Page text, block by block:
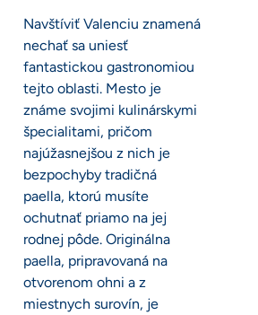
Navštíviť Valenciu znamená
nechať sa uniesť
fantastickou gastronomiou
tejto oblasti. Mesto je
známe svojimi kulinárskymi
špecialitami, pričom
najúžasnejšou z nich je
bezpochyby tradičná
paella, ktorú musíte
ochutnať priamo na jej
rodnej pôde. Originálna
paella, pripravovaná na
otvorenom ohni a z
miestnych surovín, je